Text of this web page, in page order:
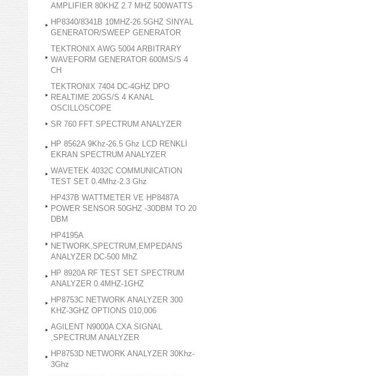
AMPLIFIER 80KHZ 2.7 MHZ 500WATTS
HP8340/8341B 10MHZ-26.5GHZ SINYAL
GENERATOR/SWEEP GENERATOR
TEKTRONIX AWG 5004 ARBITRARY
WAVEFORM GENERATOR 600MS/S 4
CH
TEKTRONIX 7404 DC-4GHZ DPO
REALTIME 20GS/S 4 KANAL
OSCILLOSCOPE
SR 760 FFT SPECTRUM ANALYZER
HP 8562A 9Khz-26.5 Ghz LCD RENKLİ
EKRAN SPECTRUM ANALYZER
WAVETEK 4032C COMMUNICATION
TEST SET 0.4Mhz-2.3 Ghz
HP437B WATTMETER VE HP8487A
POWER SENSOR 50GHZ -30DBM TO 20
DBM
HP4195A
NETWORK,SPECTRUM,EMPEDANS
ANALYZER DC-500 MhZ
HP 8920A RF TEST SET SPECTRUM
ANALYZER 0.4MHZ-1GHZ
HP8753C NETWORK ANALYZER 300
KHZ-3GHZ OPTIONS 010,006
AGILENT N9000A CXA SIGNAL
,SPECTRUM ANALYZER
HP8753D NETWORK ANALYZER 30Khz-
3Ghz